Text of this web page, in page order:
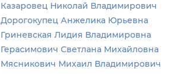
Казаровец Николай Владимирович
Дорогокупец Анжелика Юрьевна
Гриневская Лидия Владимировна
Герасимович Светлана Михайловна
Мясникович Михаил Владимирович